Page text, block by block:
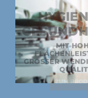
MIT
GROSSER
ZUM